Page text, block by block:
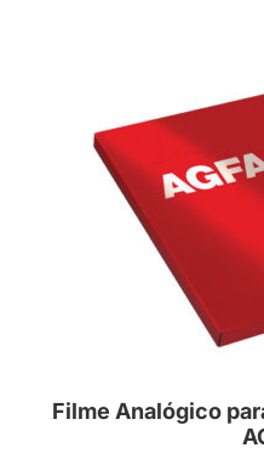
Filme Analógico